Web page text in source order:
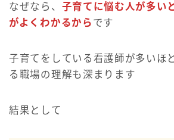
なぜなら、 子育てに悩む人が多い
がよくわかるから です
子育てをしている看護師が多いほ
る職場の理解も深まります
結果として